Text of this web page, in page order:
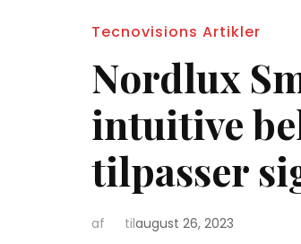
Tecnovisions Artikler
Nordlux
intuitive
tilpasser
af tilaugust 26, 2023